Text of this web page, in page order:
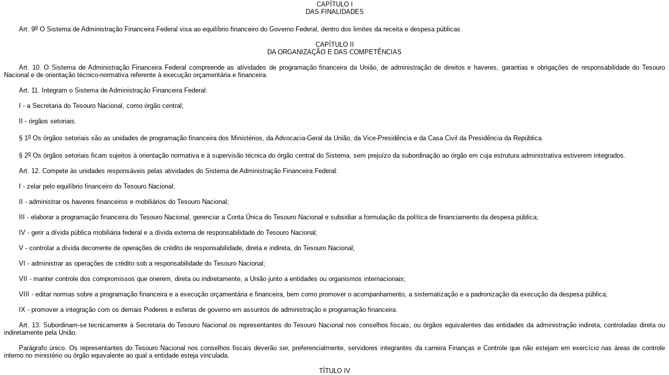
CAPÍTULO I
DAS FINALIDADES
Art. 9o O Sistema de Administração Financeira Federal visa ao equilíbrio financeiro do Governo Federal, dentro dos limites da receita e despesa públicas.
CAPÍTULO II
DA ORGANIZAÇÃO E DAS COMPETÊNCIAS
Art. 10. O Sistema de Administração Financeira Federal compreende as atividades de programação financeira da União, de administração de direitos e haveres, garantias e obrigações de responsabilidade do Tesouro
Nacional e de orientação técnico-normativa referente à execução orçamentária e financeira.
Art. 11. Integram o Sistema de Administração Financeira Federal:
I - a Secretaria do Tesouro Nacional, como órgão central;
II - órgãos setoriais.
§ 1o Os órgãos setoriais são as unidades de programação financeira dos Ministérios, da Advocacia-Geral da União, da Vice-Presidência e da Casa Civil da Presidência da República.
§ 2o Os órgãos setoriais ficam sujeitos à orientação normativa e à supervisão técnica do órgão central do Sistema, sem prejuízo da subordinação ao órgão em cuja estrutura administrativa estiverem integrados.
Art. 12. Compete às unidades responsáveis pelas atividades do Sistema de Administração Financeira Federal:
I - zelar pelo equilíbrio financeiro do Tesouro Nacional;
II - administrar os haveres financeiros e mobiliários do Tesouro Nacional;
III - elaborar a programação financeira do Tesouro Nacional, gerenciar a Conta Única do Tesouro Nacional e subsidiar a formulação da política de financiamento da despesa pública;
IV - gerir a dívida pública mobiliária federal e a dívida externa de responsabilidade do Tesouro Nacional;
V - controlar a dívida decorrente de operações de crédito de responsabilidade, direta e indireta, do Tesouro Nacional;
VI - administrar as operações de crédito sob a responsabilidade do Tesouro Nacional;
VII - manter controle dos compromissos que onerem, direta ou indiretamente, a União junto a entidades ou organismos internacionais;
VIII - editar normas sobre a programação financeira e a execução orçamentária e financeira, bem como promover o acompanhamento, a sistematização e a padronização da execução da despesa pública;
IX - promover a integração com os demais Poderes e esferas de governo em assuntos de administração e programação financeira.
Art. 13. Subordinam-se tecnicamente à Secretaria do Tesouro Nacional os representantes do Tesouro Nacional nos conselhos fiscais, ou órgãos equivalentes das entidades da administração indireta, controladas direta ou
indiretamente pela União.
Parágrafo único. Os representantes do Tesouro Nacional nos conselhos fiscais deverão ser, preferencialmente, servidores integrantes da carreira Finanças e Controle que não estejam em exercício nas áreas de controle
interno no ministério ou órgão equivalente ao qual a entidade esteja vinculada.
TÍTULO IV